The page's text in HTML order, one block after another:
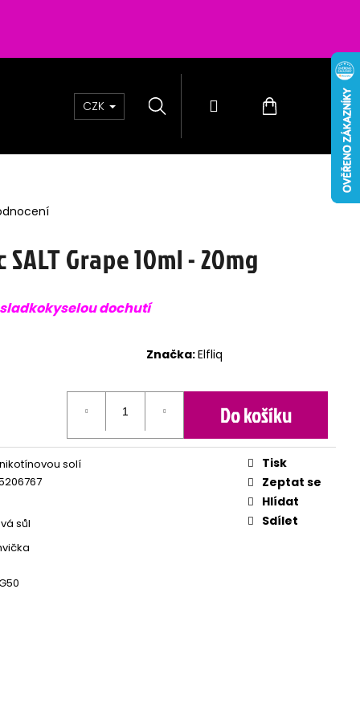
CZK Hledat PřihlášeníNákupní
Grape 10ml - 20mg
dochutí
Značka:Elfliq
Do košíku
solí
sůl
Tisk
Zeptat se
Hlídat
Sdílet